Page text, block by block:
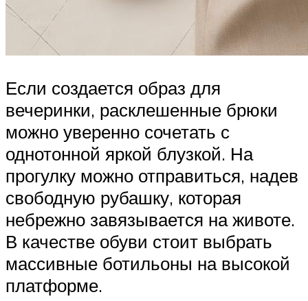
Если создается образ для
вечеринки, расклешенные брюки
можно уверенно сочетать с
однотонной яркой блузкой. На
прогулку можно отправиться, надев
свободную рубашку, которая
небрежно завязывается на животе.
В качестве обуви стоит выбрать
массивные ботильоны на высокой
платформе.